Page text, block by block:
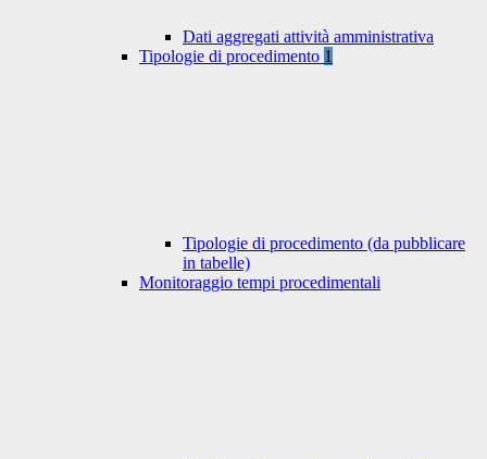
Dati aggregati attività amministrativa
Tipologie di procedimento 1
Tipologie di procedimento (da pubblicare
in tabelle)
Monitoraggio tempi procedimentali